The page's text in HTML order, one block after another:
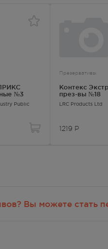
694.00
№3
Public
Презервативы
Контекс
през-вы №18
LRC Products Ltd
1219 Р
Вы можете стать